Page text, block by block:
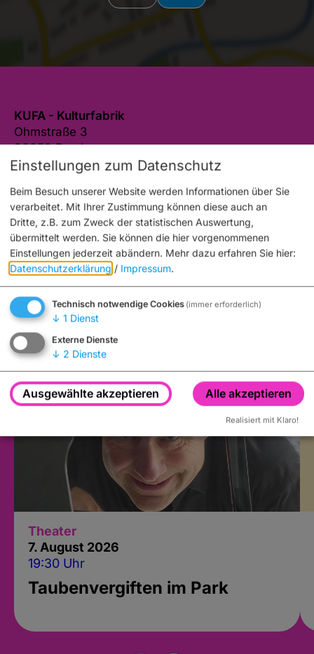
KUFA - Kulturfabrik
Ohmstraße 3
96050 Bamberg
Website
Auch an diesem Ort
Theater
7. August 2026
19:30 Uhr
Taubenvergiften im Park
Einstellungen zum Datenschutz
Beim Besuch unserer Website werden Informationen über Sie
verarbeitet. Mit Ihrer Zustimmung können diese auch an
Dritte, z.B. zum Zweck der statistischen Auswertung,
übermittelt werden. Sie können die hier vorgenommenen
Einstellungen jederzeit abändern. Mehr dazu erfahren Sie hier:
Datenschutzerklärung / Impressum.
Technisch notwendige Cookies (immer erforderlich)
↓ 1 Dienst
Externe Dienste
↓ 2 Dienste
Ausgewählte akzeptieren Alle akzeptieren
Realisiert mit Klaro!